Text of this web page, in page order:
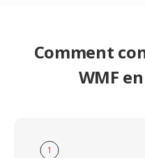
Comment
WMF
1